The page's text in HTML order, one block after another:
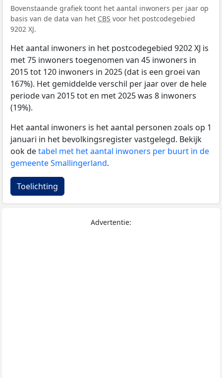
Bovenstaande grafiek toont het aantal inwoners per jaar op
basis van de data van het CBS voor het postcodegebied
9202 XJ.
Het aantal inwoners in het postcodegebied 9202 XJ is
met 75 inwoners toegenomen van 45 inwoners in
2015 tot 120 inwoners in 2025 (dat is een groei van
167%). Het gemiddelde verschil per jaar over de hele
periode van 2015 tot en met 2025 was 8 inwoners
(19%).
Het aantal inwoners is het aantal personen zoals op 1
januari in het bevolkingsregister vastgelegd. Bekijk
ook detabel met het aantal inwoners per buurt in de
gemeente Smallingerland.
Toelichting
Advertentie: